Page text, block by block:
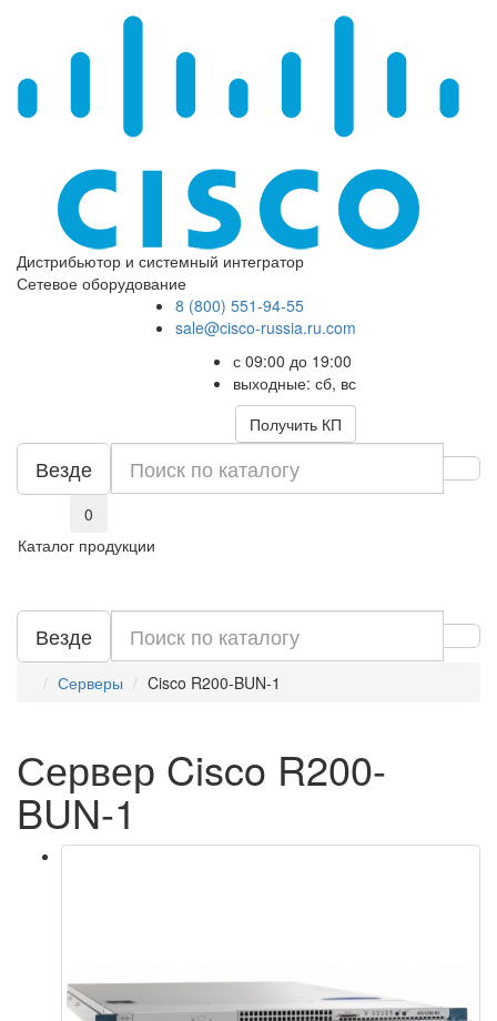
Дистрибьютор и системный интегратор
Сетевое оборудование
8 (800) 551-94-55
sale@cisco-russia.ru.com
с 09:00 до 19:00
выходные: сб, вс
Получить КП
Везде
0
Каталог продукции
Везде
Серверы Cisco R200-BUN-1
Сервер Cisco R200-
BUN-1